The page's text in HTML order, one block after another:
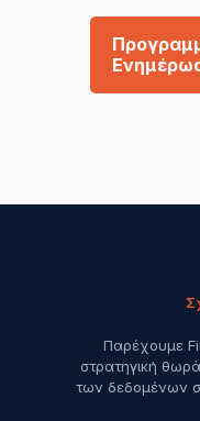
Παρέχουμε
στρατηγική
των δεδομένων